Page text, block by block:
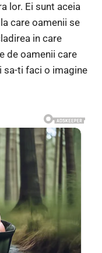
lor. Ei sunt aceia
care oamenii se
in care
de oamenii care
sa-ti faci o imagine